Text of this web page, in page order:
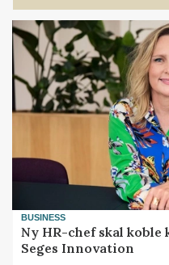
BUSINESS
Ny HR-chef skal
Seges Innovation